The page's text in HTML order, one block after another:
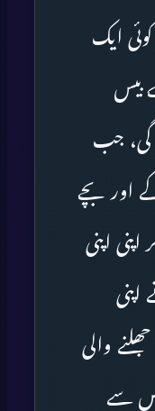
ایک
بیس
جب
اور بچے
اپنی
والی
اس سے